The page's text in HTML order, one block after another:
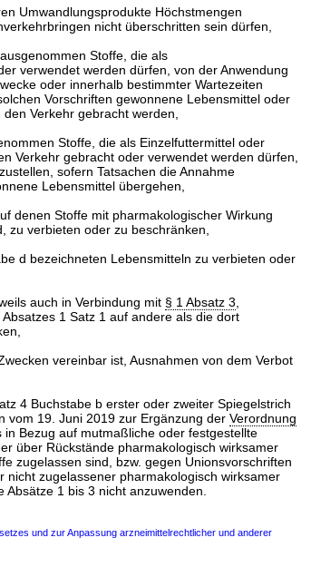
Umwandlungsprodukte Höchstmengen
nicht überschritten sein dürfen,
Stoffe, die als
verwendet werden dürfen, von der Anwendung
oder innerhalb bestimmter Wartezeiten
Vorschriften gewonnene Lebensmittel oder
Verkehr gebracht werden,
Stoffe, die als Einzelfuttermittel oder
Verkehr gebracht oder verwendet werden dürfen,
sofern Tatsachen die Annahme
Lebensmittel übergehen,
denen Stoffe mit pharmakologischer Wirkung
zu verbieten oder zu beschränken,
d bezeichneten Lebensmitteln zu verbieten oder
auch in Verbindung mit § 1 Absatz 3
1 Satz 1 auf andere als die dort
vereinbar ist, Ausnahmen von dem Verbot
4 Buchstabe b erster oder zweiter Spiegelstrich
vom 19. Juni 2019 zur Ergänzung der Verordnung
Bezug auf mutmaßliche oder festgestellte
über Rückstände pharmakologisch wirksamer
zugelassen sind, bzw. gegen Unionsvorschriften
zugelassener pharmakologisch wirksamer
1 bis 3 nicht anzuwenden.
und zur Anpassung arzneimittelrechtlicher und anderer